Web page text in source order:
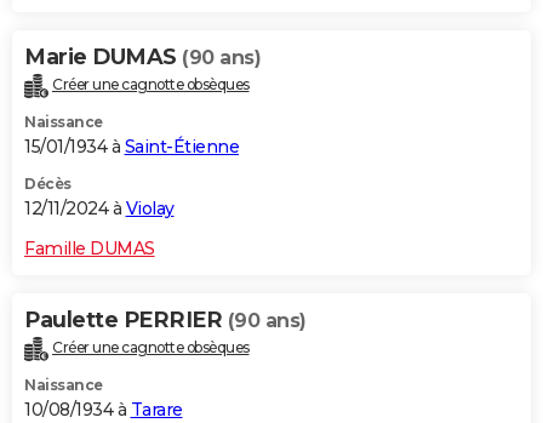
Marie DUMAS (90 ans)
Créer une cagnotte obsèques
Naissance
15/01/1934 à Saint-Étienne
Décès
12/11/2024 à Violay
Famille DUMAS
Paulette PERRIER (90 ans)
Créer une cagnotte obsèques
Naissance
10/08/1934 à Tarare